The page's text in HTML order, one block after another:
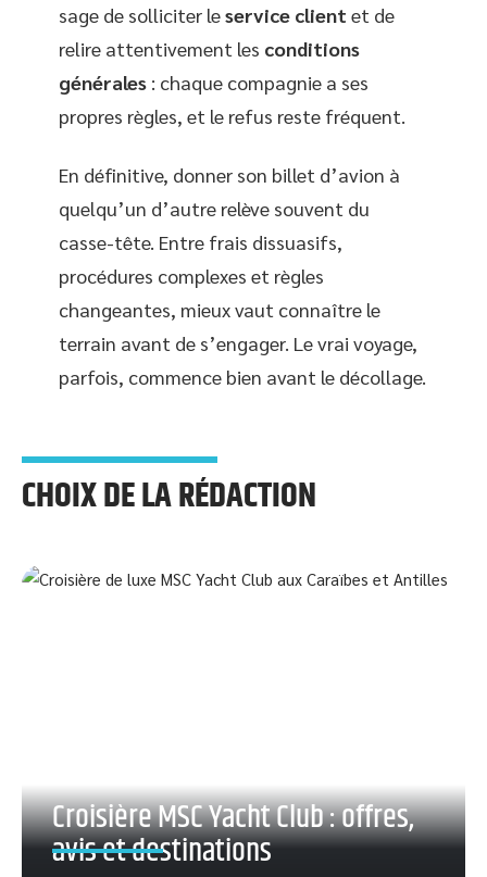
sage de solliciter leservice client et de
relire attentivement les conditions
générales : chaque compagnie a ses
propres règles, et le refus reste fréquent.
En définitive, donner son billet d’avion à
quelqu’un d’autre relève souvent du
casse-tête. Entre frais dissuasifs,
procédures complexes et règles
changeantes, mieux vaut connaître le
terrain avant de s’engager. Le vrai voyage,
parfois, commence bien avant le décollage.
CHOIX DE LA RÉDACTION
Croisière MSC Yacht Club : offres,
avis et destinations